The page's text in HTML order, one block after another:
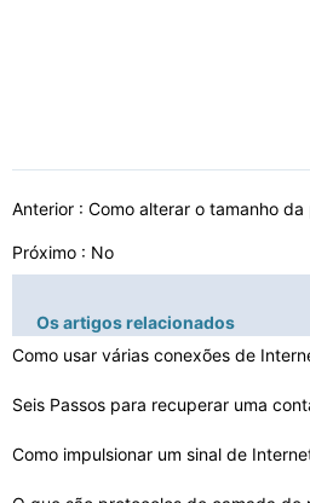
Anterior : Como alterar o tamanho da
Próximo : No
Os artigos relacionados
Como usar várias conexões de
Como impulsionar um sinal de